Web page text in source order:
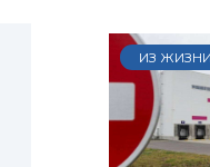
ИЗ ЖИЗНИ